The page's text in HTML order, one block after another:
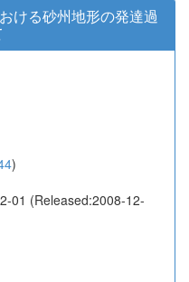
ける砂州地形の発達過
)
01 (Released:2008-12-